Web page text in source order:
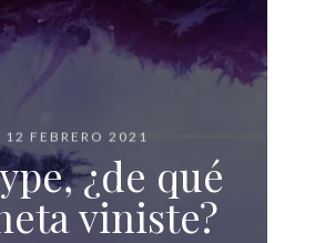
12 FEBRERO 2021
¿de qué
viniste?